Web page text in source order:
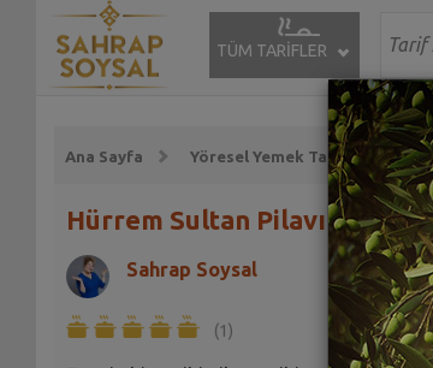
TÜM TARİFLER
Ana Sayfa Yöresel Yemek Tarifleri
Hürrem Sultan Pilavı Tarifi
Sahrap Soysal
(1)